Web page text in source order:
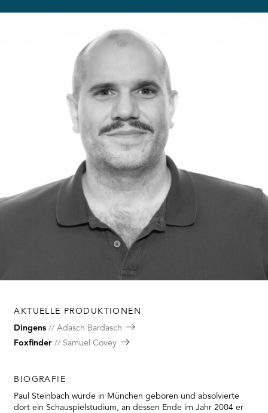
AKTUELLE PRODUKTIONEN
Dingens
Adasch Bardasch
Foxfinder
Samuel Covey
BIOGRAFIE
Paul Steinbach wurde in München geboren und absolvierte
dort ein Schauspielstudium, an dessen Ende im Jahr 2004 er